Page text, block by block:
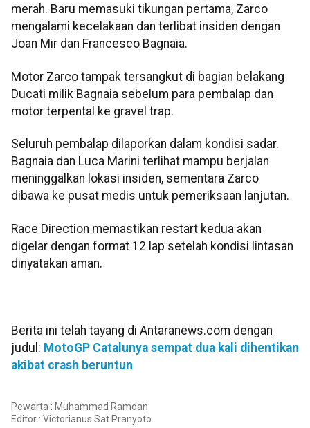
merah. Baru memasuki tikungan pertama, Zarco
mengalami kecelakaan dan terlibat insiden dengan
Joan Mir dan Francesco Bagnaia.
Motor Zarco tampak tersangkut di bagian belakang
Ducati milik Bagnaia sebelum para pembalap dan
motor terpental ke gravel trap.
Seluruh pembalap dilaporkan dalam kondisi sadar.
Bagnaia dan Luca Marini terlihat mampu berjalan
meninggalkan lokasi insiden, sementara Zarco
dibawa ke pusat medis untuk pemeriksaan lanjutan.
Race Direction memastikan restart kedua akan
digelar dengan format 12 lap setelah kondisi lintasan
dinyatakan aman.
Berita ini telah tayang di Antaranews.com dengan
judul: MotoGP Catalunya sempat dua kali dihentikan
akibat crash beruntun
Pewarta : Muhammad Ramdan
Editor : Victorianus Sat Pranyoto